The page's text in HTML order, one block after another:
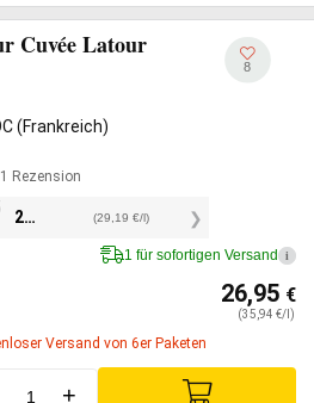
Cuvée Latour
(Frankreich)
1 Rezension
21,90 (29,19 €/l)
8
1 für sofortigen Versand i
26,95 €
(35,94 €/l)
Versand von 6er Paketen
+